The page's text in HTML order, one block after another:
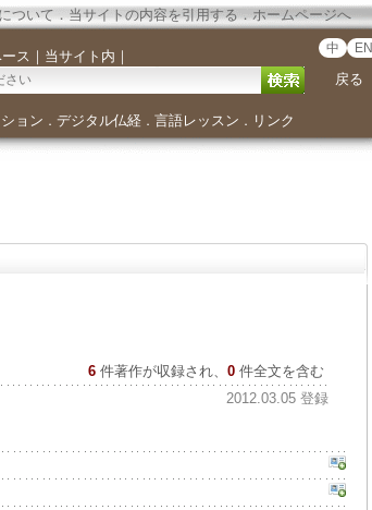
ついて．当サイトの内容を引用する．ホームページへ
ス ｜ 当サイト内 ｜ 中 EN
戻る
ョン ． デジタル仏経． 言語レッスン ． リンク
6 件著作が収録され、 0件全文を含む
2012.03.05 登録